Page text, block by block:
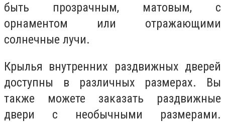
быть прозрачным, матовым, с
орнаментом или отражающими
солнечные лучи.
Крылья внутренних раздвижных дверей
доступны в различных размерах. Вы
также можете заказать раздвижные
двери с необычными размерами.